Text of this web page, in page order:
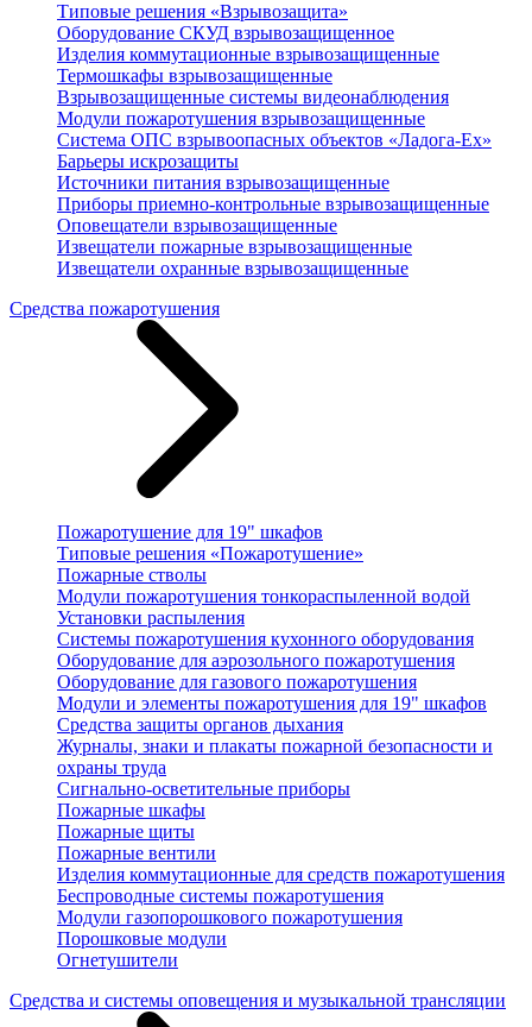
Типовые решения «Взрывозащита»
Оборудование СКУД взрывозащищенное
Изделия коммутационные взрывозащищенные
Термошкафы взрывозащищенные
Взрывозащищенные системы видеонаблюдения
Модули пожаротушения взрывозащищенные
Система ОПС взрывоопасных объектов «Ладога-Ex»
Барьеры искрозащиты
Источники питания взрывозащищенные
Приборы приемно-контрольные взрывозащищенные
Оповещатели взрывозащищенные
Извещатели пожарные взрывозащищенные
Извещатели охранные взрывозащищенные
Средства пожаротушения
Пожаротушение для 19" шкафов
Типовые решения «Пожаротушение»
Пожарные стволы
Модули пожаротушения тонкораспыленной водой
Установки распыления
Системы пожаротушения кухонного оборудования
Оборудование для аэрозольного пожаротушения
Оборудование для газового пожаротушения
Модули и элементы пожаротушения для 19" шкафов
Средства защиты органов дыхания
Журналы, знаки и плакаты пожарной безопасности и
охраны труда
Сигнально-осветительные приборы
Пожарные шкафы
Пожарные щиты
Пожарные вентили
Изделия коммутационные для средств пожаротушения
Беспроводные системы пожаротушения
Модули газопорошкового пожаротушения
Порошковые модули
Огнетушители
Средства и системы оповещения и музыкальной трансляции